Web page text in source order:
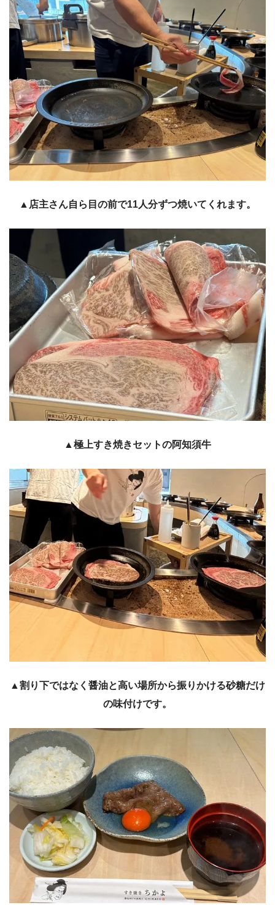
▲店主さん自ら目の前で11人分ずつ焼いてくれます。
▲極上すき焼きセットの阿知須牛
▲割り下ではなく醤油と高い場所から振りかける砂糖だけ
の味付けです。